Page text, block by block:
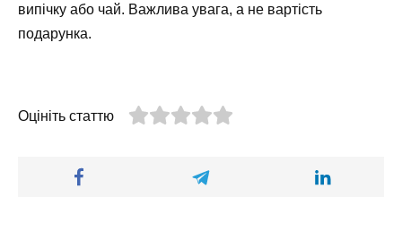
випічку або чай. Важлива увага, а не вартість
подарунка.
Оцініть статтю